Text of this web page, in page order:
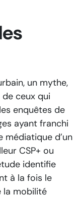
un mythe,
de ceux qui
enquêtes de
ayant franchi
médiatique d’un
CSP+ ou
identifie
à la fois le
la mobilité